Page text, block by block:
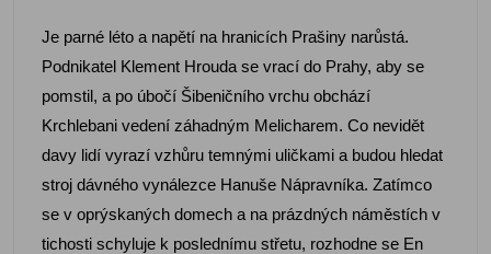
Je parné léto a napětí na hranicích Prašiny narůstá.
Podnikatel Klement Hrouda se vrací do Prahy, aby se
pomstil, a po úbočí Šibeničního vrchu obchází
Krchlebani vedení záhadným Melicharem. Co nevidět
davy lidí vyrazí vzhůru temnými uličkami a budou hledat
stroj dávného vynálezce Hanuše Nápravníka. Zatímco
se v oprýskaných domech a na prázdných náměstích v
tichosti schyluje k poslednímu střetu, rozhodne se En